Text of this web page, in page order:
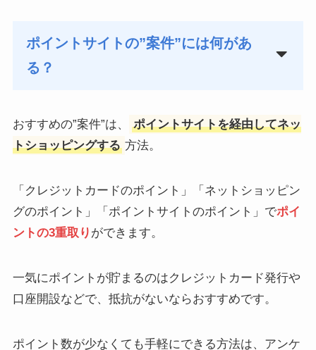
ポイントサイトの”案件”には何があ
る？
おすすめの”案件”は、
ポイントサイトを経由してネッ
トショッピングする 方法。
「クレジットカードのポイント」「ネットショッピン
グのポイント」「ポイントサイトのポイント」でポイ
ントの3重取り ができます。
一気にポイントが貯まるのはクレジットカード発行や
口座開設などで、抵抗がないならおすすめです。
ポイント数が少なくても手軽にできる方法は、アンケ